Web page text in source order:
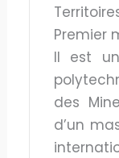
Premier
Il est
des
d’un